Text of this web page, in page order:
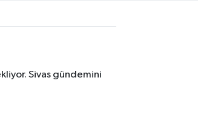
Sivas gündemini